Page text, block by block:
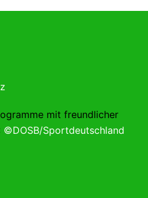
mit freundlicher
©DOSB/Sportdeutschland